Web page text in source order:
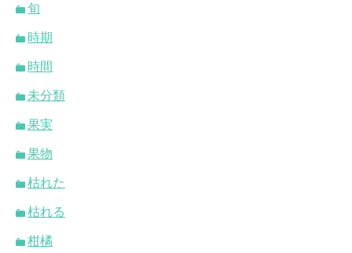
旬
時期
時間
未分類
果実
果物
枯れた
枯れる
柑橘